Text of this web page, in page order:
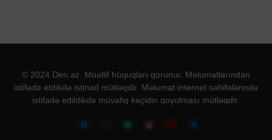
© 2024 Den.az. Müəllif hüquqları qorunur. Məlumatlarından
istifadə etdikdə istinad mütləqdir. Məlumat internet səhifələrində
istifadə edildikdə müvafiq keçidin qoyulması mütləqdir.